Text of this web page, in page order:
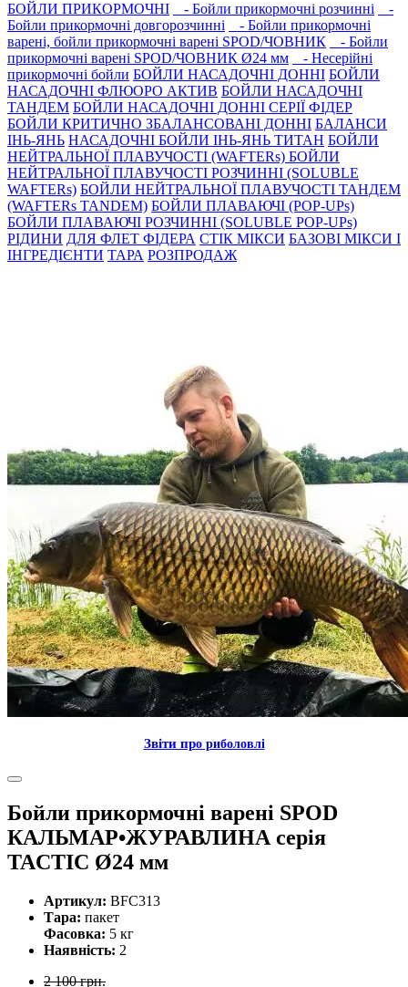
БОЙЛИ ПРИКОРМОЧНI
- Бойли прикормочні розчинні
-
Бойли прикормочні довгорозчиннi
- Бойли прикормочні
варенi, бойли прикормочні варенi SPOD/ЧОВНИК
- Бойли
прикормочні варені SPOD/ЧОВНИК Ø24 мм
- Несерiйнi
прикормочнi бойли БОЙЛИ НАСАДОЧНI ДОННI БОЙЛИ
НАСАДОЧНІ ФЛЮОРО АКТИВ БОЙЛИ НАСАДОЧНІ
ТАНДЕМ БОЙЛИ НАСАДОЧНI ДОННI СЕРIÏ ФIДЕР
БОЙЛИ КРИТИЧНО ЗБАЛАНСОВАНІ ДОННІ БАЛАНСИ
ІНЬ-ЯНЬ НАСАДОЧНІ БОЙЛИ ІНЬ-ЯНЬ ТИТАН БОЙЛИ
НЕЙТРАЛЬНОÏ ПЛАВУЧОСТI (WAFTERs) БОЙЛИ
НЕЙТРАЛЬНОЇ ПЛАВУЧОСТІ РОЗЧИННІ (SOLUBLE
WAFTERs) БОЙЛИ НЕЙТРАЛЬНОЇ ПЛАВУЧОСТІ ТАНДЕМ
(WAFTERs TANDEM) БОЙЛИ ПЛАВАЮЧІ (POP-UPs)
БОЙЛИ ПЛАВАЮЧI РОЗЧИННI (SOLUBLE POP-UPs)
РIДИНИ ДЛЯ ФЛЕТ ФІДЕРА СТIК МIКСИ БАЗОВІ МІКСИ І
ІНГРЕДІЄНТИ ТАРА РОЗПРОДАЖ
Звiти про риболовлi
Бойли прикормочнi варенi SPOD
КАЛЬМАР•ЖУРАВЛИНА серiя
TACTIC Ø24 мм
Артикул: BFC313
Тара: пакет
Фасовка: 5 кг
Наявність: 2
2 100 грн.